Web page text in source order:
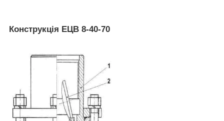
Конструкція ЕЦВ 8-40-70